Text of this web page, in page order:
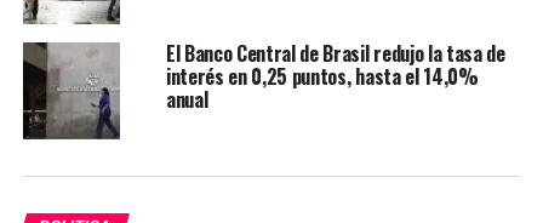
El Banco Central de Brasil redujo la tasa de
interés en 0,25 puntos, hasta el 14,0%
anual